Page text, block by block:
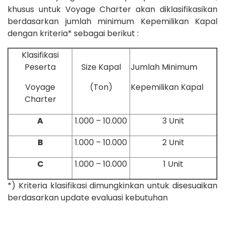
khusus untuk Voyage Charter akan diklasifikasikan
berdasarkan jumlah minimum Kepemilikan Kapal
dengan kriteria* sebagai berikut :
Klasifikasi
Peserta
Voyage
Charter
Size Kapal
(Ton)
Jumlah Minimum
Kepemilikan Kapal
A 1.000 – 10.000
3 Unit
B
1.000 – 10.000
2 Unit
C
1.000 – 10.000
1 Unit
*) Kriteria klasifikasi dimungkinkan untuk disesuaikan
berdasarkan update evaluasi kebutuhan